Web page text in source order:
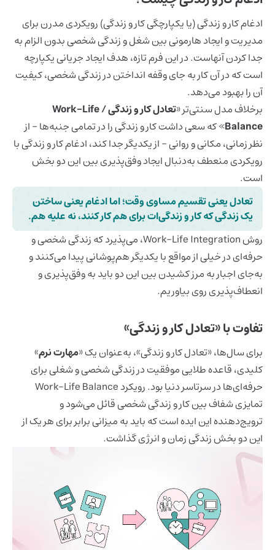
ادغام کار و زندگی (یا یکپارچگی کار و زندگی) رویکردی مدرن برای
مدیریت و ایجاد هارمونی بین شغل و زندگی‌ شخصی بدون الزام به
جدا کردن آنهاست. در این فرم تازه، هدف ایجاد جریانی یکپارچه
است که در آن کار به جای وقفه انداختن در زندگی شخصی، کیفیت
آن را بهبود می‌دهد.
برخلاف مدل سنتی‌تر «
تعادل کار و زندگی / Work-Life
Balance» که سعی داشت کار و زندگی را در تمامی جنبه‌ها - از
نظر زمانی، مکانی و روانی - از یکدیگر جدا کند، ادغام کار و زندگی با
رویکردی منعطف به‌دنبال ایجاد وفق‌پذیری بین این دو بخش
است.
تعادل یعنی تقسیم مساوی وقت؛ اما ادغام یعنی ساختن
یک زندگی که کار و زندگی‌ات برای هم کار کنند، نه علیه هم.
روش Work-Life Integration، می‌پذیرد که زندگی شخصی و
حرفه‌ای در خیلی از مواقع با یکدیگر هم‌پوشانی پیدا می‌کنند و
به‌جای اجبار به مرز کشیدن بین این دو باید به وفق‌پذیری و
انعطاف‌پذیری روی بیاوریم.
تفاوت با «تعادل کار و زندگی»
برای سال‌ها، «تعادل کار و زندگی»، به‌عنوان یک «مهارت نرم»
کلیدی، قاعده طلایی موفقیت در زندگی شخصی و شغلی برای
حرفه‌ای‌ها در سرتاسر دنیا بود. رویکرد Work-Life Balance
تمایزی شفاف بین کار و زندگی شخصی قائل می‌شود و
ترویج‌دهنده این ایده است که باید به میزانی برابر برای هر یک از
این دو بخش زندگی زمان و انرژی گذاشت.